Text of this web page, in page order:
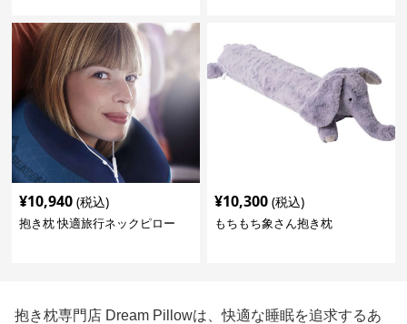
¥10,940 (税込)
抱き枕 快適旅行ネックピロー
¥10,300 (税込)
もちもち象さん抱き枕
抱き枕専門店 Dream Pillowは、快適な睡眠を追求するあ